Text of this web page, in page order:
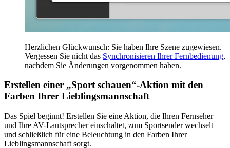
Herzlichen Glückwunsch: Sie haben Ihre Szene zugewiesen.
Vergessen Sie nicht das Synchronisieren Ihrer Fernbedienung,
nachdem Sie Änderungen vorgenommen haben.
Erstellen einer „Sport schauen“-Aktion mit den
Farben Ihrer Lieblingsmannschaft
Das Spiel beginnt! Erstellen Sie eine Aktion, die Ihren Fernseher
und Ihre AV-Lautsprecher einschaltet, zum Sportsender wechselt
und schließlich für eine Beleuchtung in den Farben Ihrer
Lieblingsmannschaft sorgt.